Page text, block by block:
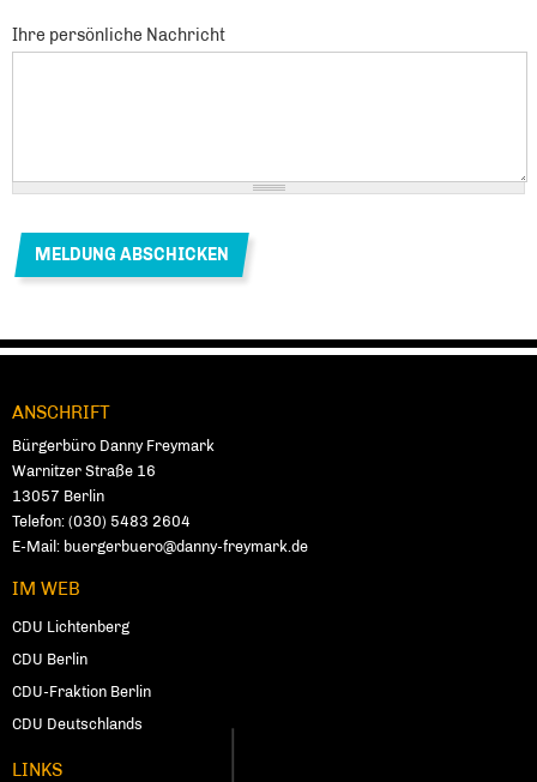
Ihre persönliche Nachricht
Fußbereich
ANSCHRIFT
Bürgerbüro Danny Freymark
Warnitzer Straße 16
13057 Ber­lin
Telefon: (030) 5483 2604
E-Mail: buergerbuero@danny-freymark.de
IM WEB
CDU Lichtenberg
CDU Berlin
CDU-Fraktion Berlin
CDU Deutschlands
LINKS